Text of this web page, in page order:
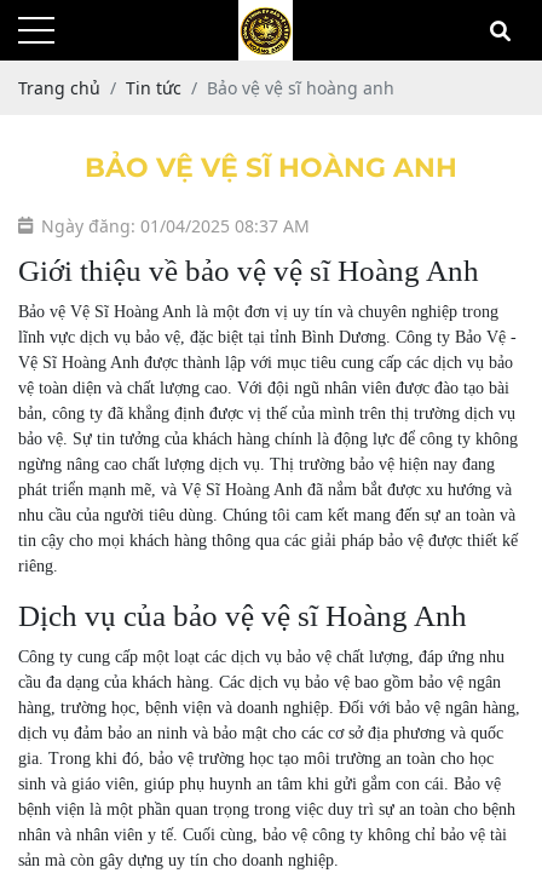
Trang chủ Tin tức Bảo vệ vệ sĩ hoàng anh
BẢO VỆ VỆ SĨ HOÀNG ANH
Ngày đăng: 01/04/2025 08:37 AM
Giới thiệu về bảo vệ vệ sĩ Hoàng Anh
Bảo vệ Vệ Sĩ Hoàng Anh là một đơn vị uy tín và chuyên nghiệp trong
lĩnh vực dịch vụ bảo vệ, đặc biệt tại tỉnh Bình Dương. Công ty Bảo Vệ -
Vệ Sĩ Hoàng Anh được thành lập với mục tiêu cung cấp các dịch vụ bảo
vệ toàn diện và chất lượng cao. Với đội ngũ nhân viên được đào tạo bài
bản, công ty đã khẳng định được vị thế của mình trên thị trường dịch vụ
bảo vệ. Sự tin tưởng của khách hàng chính là động lực để công ty không
ngừng nâng cao chất lượng dịch vụ. Thị trường bảo vệ hiện nay đang
phát triển mạnh mẽ, và Vệ Sĩ Hoàng Anh đã nắm bắt được xu hướng và
nhu cầu của người tiêu dùng. Chúng tôi cam kết mang đến sự an toàn và
tin cậy cho mọi khách hàng thông qua các giải pháp bảo vệ được thiết kế
riêng.
Dịch vụ của bảo vệ vệ sĩ Hoàng Anh
Công ty cung cấp một loạt các dịch vụ bảo vệ chất lượng, đáp ứng nhu
cầu đa dạng của khách hàng. Các dịch vụ bảo vệ bao gồm bảo vệ ngân
hàng, trường học, bệnh viện và doanh nghiệp. Đối với bảo vệ ngân hàng,
dịch vụ đảm bảo an ninh và bảo mật cho các cơ sở địa phương và quốc
gia. Trong khi đó, bảo vệ trường học tạo môi trường an toàn cho học
sinh và giáo viên, giúp phụ huynh an tâm khi gửi gắm con cái. Bảo vệ
bệnh viện là một phần quan trọng trong việc duy trì sự an toàn cho bệnh
nhân và nhân viên y tế. Cuối cùng, bảo vệ công ty không chỉ bảo vệ tài
sản mà còn gây dựng uy tín cho doanh nghiệp.